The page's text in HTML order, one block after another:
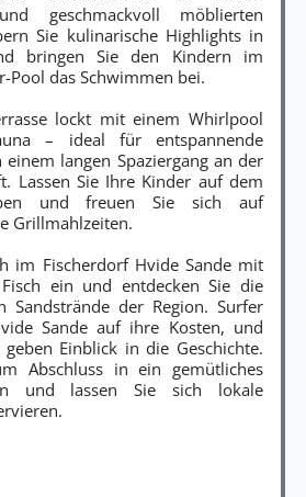
geschmackvoll möblierten
Sie kulinarische Highlights in
bringen Sie den Kindern im
Pool das Schwimmen bei.
lockt mit einem Whirlpool
– ideal für entspannende
einem langen Spaziergang an der
Lassen Sie Ihre Kinder auf dem
und freuen Sie sich auf
Grillmahlzeiten.
im Fischerdorf Hvide Sande mit
ein und entdecken Sie die
Sandstrände der Region. Surfer
Sande auf ihre Kosten, und
Einblick in die Geschichte.
Abschluss in ein gemütliches
und lassen Sie sich lokale